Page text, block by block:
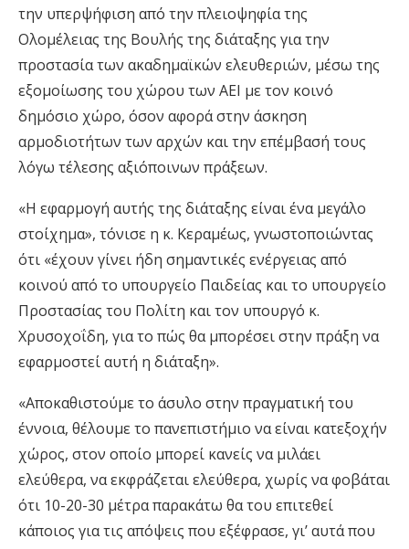
την υπερψήφιση από την πλειοψηφία της
Oλομέλειας της Βουλής της διάταξης για την
προστασία των ακαδημαϊκών ελευθεριών, μέσω της
εξομοίωσης του χώρου των ΑΕΙ με τον κοινό
δημόσιο χώρο, όσον αφορά στην άσκηση
αρμοδιοτήτων των αρχών και την επέμβασή τους
λόγω τέλεσης αξιόποινων πράξεων.
«Η εφαρμογή αυτής της διάταξης είναι ένα μεγάλο
στοίχημα», τόνισε η κ. Κεραμέως, γνωστοποιώντας
ότι «έχουν γίνει ήδη σημαντικές ενέργειας από
κοινού από το υπουργείο Παιδείας και το υπουργείο
Προστασίας του Πολίτη και τον υπουργό κ.
Χρυσοχοΐδη, για το πώς θα μπορέσει στην πράξη να
εφαρμοστεί αυτή η διάταξη».
«Αποκαθιστούμε το άσυλο στην πραγματική του
έννοια, θέλουμε το πανεπιστήμιο να είναι κατεξοχήν
χώρος, στον οποίο μπορεί κανείς να μιλάει
ελεύθερα, να εκφράζεται ελεύθερα, χωρίς να φοβάται
ότι 10-20-30 μέτρα παρακάτω θα του επιτεθεί
κάποιος για τις απόψεις που εξέφρασε, γι’ αυτά που